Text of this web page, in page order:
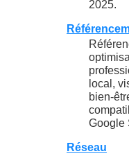
2025.
local,
Google
Réseau